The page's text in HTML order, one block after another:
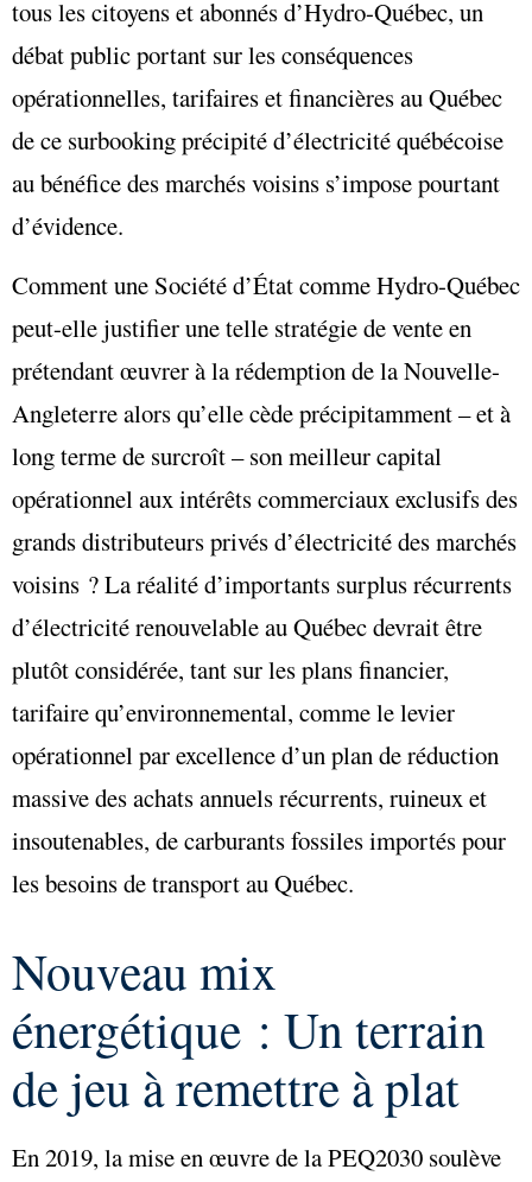
tous les citoyens et abonnés d’Hydro-Québec, un
débat public portant sur les conséquences
opérationnelles, tarifaires et financières au Québec
de ce surbooking précipité d’électricité québécoise
au bénéfice des marchés voisins s’impose pourtant
d’évidence.
Comment une Société d’État comme Hydro-Québec
peut-elle justifier une telle stratégie de vente en
prétendantœuvrer à la rédemption de la Nouvelle-
Angleterre alors qu’elle cède précipitamment – et à
long terme de surcroît – son meilleur capital
opérationnel aux intérêts commerciaux exclusifs des
grands distributeurs privés d’électricité des marchés
voisins ? La réalité d’importants surplus récurrents
d’électricité renouvelable au Québec devrait être
plutôt considérée, tant sur les plans financier,
tarifaire qu’environnemental, comme le levier
opérationnel par excellence d’un plan de réduction
massive des achats annuels récurrents, ruineux et
insoutenables, de carburants fossiles importés pour
les besoins de transport au Québec.
Nouveau mix
énergétique : Un terrain
de jeu à remettre à plat
En 2019, la mise en œuvre de la PEQ2030 soulève